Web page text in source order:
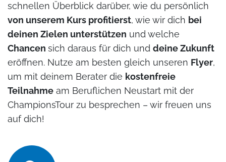
schnellen Überblick darüber, wie du persönlich
von unserem Kurs profitierst, wie wir dich bei
deinen Zielen unterstützen und welche
Chancen sich daraus für dich und deine Zukunft
eröffnen. Nutze am besten gleich unseren Flyer,
um mit deinem Berater die kostenfreie
Teilnahme am Beruflichen Neustart mit der
ChampionsTour zu besprechen – wir freuen uns
auf dich!